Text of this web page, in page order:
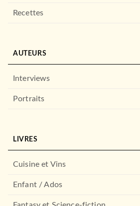
Recettes
AUTEURS
Interviews
Portraits
LIVRES
Cuisine et Vins
Enfant / Ados